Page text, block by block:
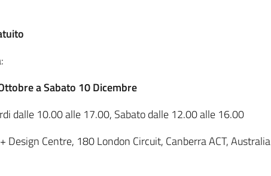
a Sabato 10 Dicembre
dalle 10.00 alle 17.00, Sabato dalle 12.00 alle 16.00
Design Centre, 180 London Circuit, Canberra ACT, Australia